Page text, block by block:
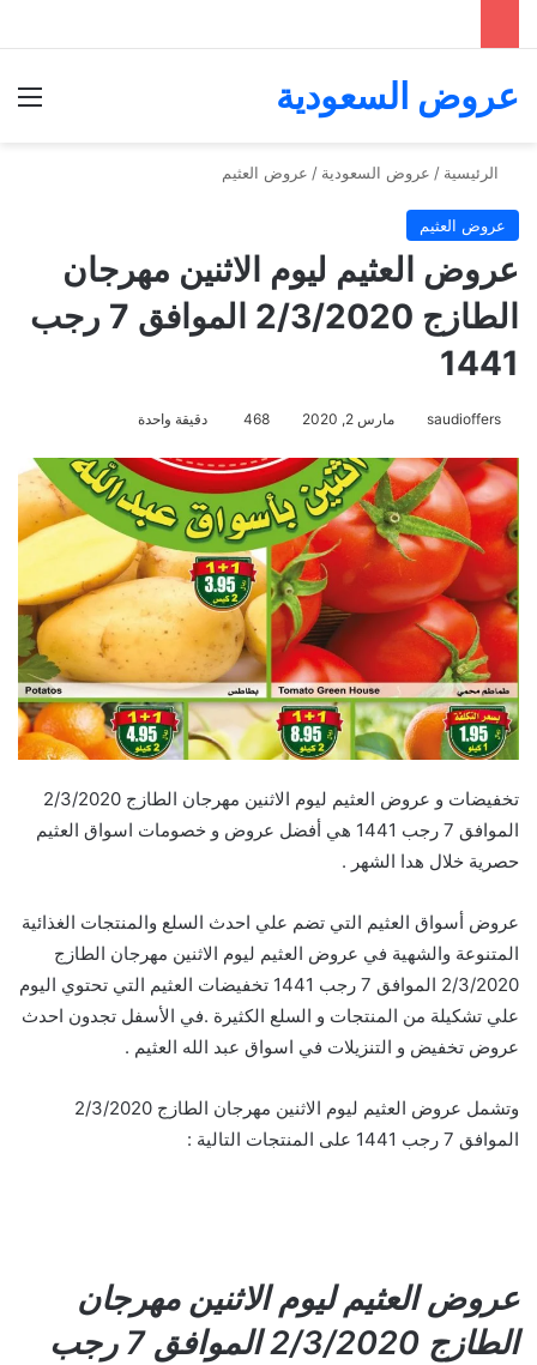
عروض السعودية
الرئيسية / عروض السعودية / عروض العثيم
عروض العثيم
عروض العثيم ليوم الاثنين مهرجان
الطازج 2/3/2020 الموافق 7 رجب
1441
saudioffers مارس 2, 2020 468 دقيقة واحدة
تخفيضات و عروض العثيم ليوم الاثنين مهرجان الطازج 2/3/2020
الموافق 7 رجب 1441 هي أفضل عروض و خصومات اسواق العثيم
حصرية خلال هدا الشهر .
عروض أسواق العثيم التي تضم علي احدث السلع والمنتجات الغذائية
المتنوعة والشهية في عروض العثيم ليوم الاثنين مهرجان الطازج
2/3/2020 الموافق 7 رجب 1441 تخفيضات العثيم التي تحتوي اليوم
علي تشكيلة من المنتجات و السلع الكثيرة .في الأسفل تجدون احدث
عروض تخفيض و التنزيلات في اسواق عبد الله العثيم .
وتشمل عروض العثيم ليوم الاثنين مهرجان الطازج 2/3/2020
الموافق 7 رجب 1441 على المنتجات التالية :
عروض العثيم ليوم الاثنين مهرجان
الطازج 2/3/2020 الموافق 7 رجب